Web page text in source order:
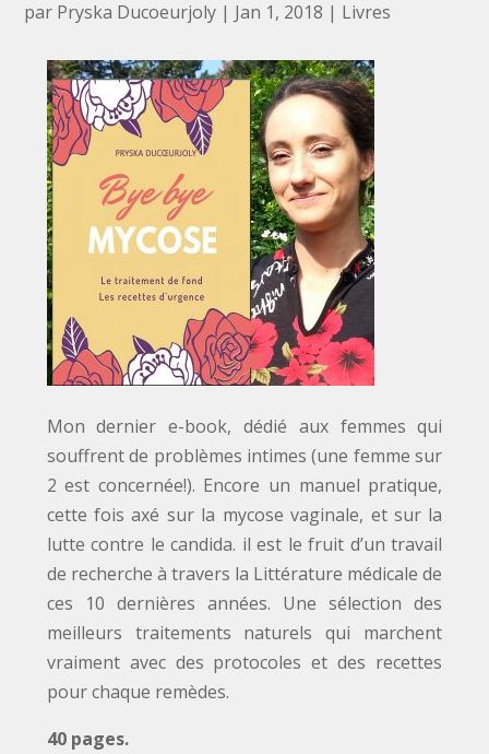
par Pryska Ducoeurjoly | Jan 1, 2018 | Livres
Mon dernier e-book, dédié aux femmes qui
souffrent de problèmes intimes (une femme sur
2 est concernée!). Encore un manuel pratique,
cette fois axé sur la mycose vaginale, et sur la
lutte contre le candida. il est le fruit d’un travail
de recherche à travers la Littérature médicale de
ces 10 dernières années. Une sélection des
meilleurs traitements naturels qui marchent
vraiment avec des protocoles et des recettes
pour chaque remèdes.
40 pages.